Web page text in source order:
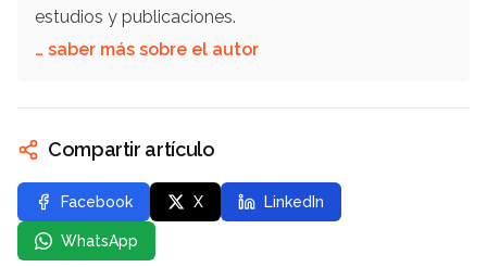
estudios y publicaciones.
… saber más sobre el autor
Compartir artículo
Facebook X LinkedIn
WhatsApp